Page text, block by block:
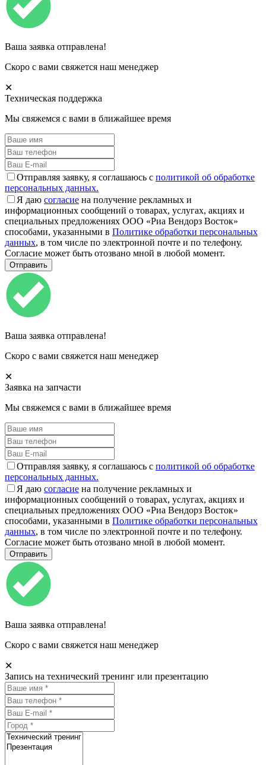
Ваша заявка отправлена!
Скоро с вами свяжется наш менеджер
✕
Техническая поддержка
Мы свяжемся с вами в ближайшее время
Отправляя заявку, я соглашаюсь с политикой об обработке
персональных данных.
Я даю согласие на получение рекламных и
информационных сообщений о товарах, услугах, акциях и
специальных предложениях ООО «Риа Вендорз Восток»
способами, указанными в Политике обработки персональных
данных, в том числе по электронной почте и по телефону.
Согласие может быть отозвано мной в любой момент.
Ваша заявка отправлена!
Скоро с вами свяжется наш менеджер
✕
Заявка на запчасти
Мы свяжемся с вами в ближайшее время
Отправляя заявку, я соглашаюсь с политикой об обработке
персональных данных.
Я даю согласие на получение рекламных и
информационных сообщений о товарах, услугах, акциях и
специальных предложениях ООО «Риа Вендорз Восток»
способами, указанными в Политике обработки персональных
данных, в том числе по электронной почте и по телефону.
Согласие может быть отозвано мной в любой момент.
Ваша заявка отправлена!
Скоро с вами свяжется наш менеджер
✕
Запись на технический тренинг или презентацию